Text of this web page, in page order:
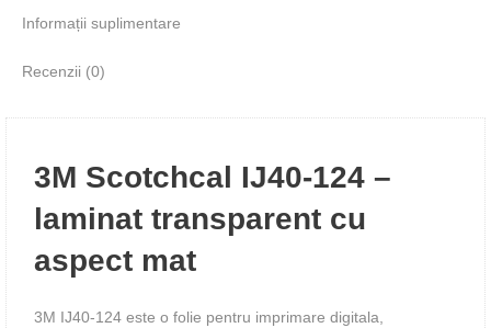
Informații suplimentare
Recenzii (0)
3M Scotchcal IJ40-124 –
laminat transparent cu
aspect mat
3M IJ40-124 este o folie pentru imprimare digitala,